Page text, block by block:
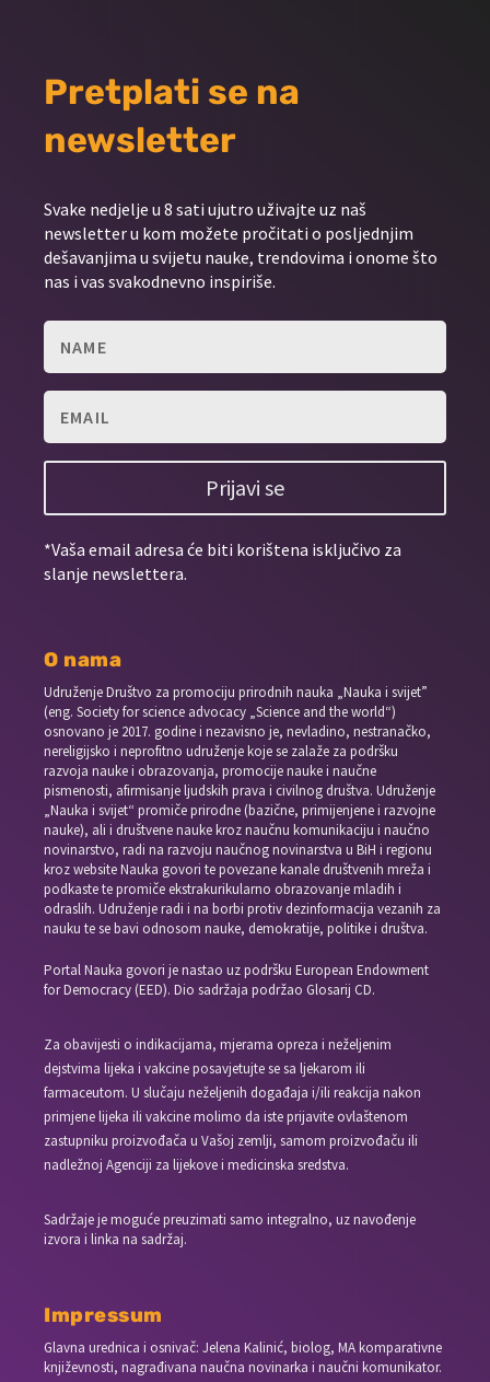
Pretplati se na
newsletter
Svake nedjelje u 8 sati ujutro uživajte uz naš
newsletter u kom možete pročitati o posljednjim
dešavanjima u svijetu nauke, trendovima i onome što
nas i vas svakodnevno inspiriše.
Prijavi se
*Vaša email adresa će biti korištena isključivo za
slanje newslettera.
O nama
Udruženje Društvo za promociju prirodnih nauka „Nauka i svijet”
(eng. Society for science advocacy „Science and the world“)
osnovano je 2017. godine i nezavisno je, nevladino, nestranačko,
nereligijsko i neprofitno udruženje koje se zalaže za podršku
razvoja nauke i obrazovanja, promocije nauke i naučne
pismenosti, afirmisanje ljudskih prava i civilnog društva. Udruženje
„Nauka i svijet“ promiče prirodne (bazične, primijenjene i razvojne
nauke), ali i društvene nauke kroz naučnu komunikaciju i naučno
novinarstvo, radi na razvoju naučnog novinarstva u BiH i regionu
kroz website Nauka govori te povezane kanale društvenih mreža i
podkaste te promiče ekstrakurikularno obrazovanje mladih i
odraslih. Udruženje radi i na borbi protiv dezinformacija vezanih za
nauku te se bavi odnosom nauke, demokratije, politike i društva.
Portal Nauka govori je nastao uz podršku European Endowment
for Democracy (EED). Dio sadržaja podržao Glosarij CD.
Za obavijesti o indikacijama, mjerama opreza i neželjenim
dejstvima lijeka i vakcine posavjetujte se sa ljekarom ili
farmaceutom. U slučaju neželjenih događaja i/ili reakcija nakon
primjene lijeka ili vakcine molimo da iste prijavite ovlaštenom
zastupniku proizvođača u Vašoj zemlji, samom proizvođaču ili
nadležnoj Agenciji za lijekove i medicinska sredstva.
Sadržaje je moguće preuzimati samo integralno, uz navođenje
izvora i linka na sadržaj.
Impressum
Glavna urednica i osnivač: Jelena Kalinić, biolog, MA komparativne
književnosti, nagrađivana naučna novinarka i naučni komunikator.